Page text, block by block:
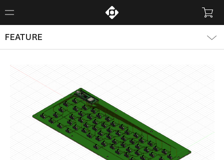
FEATURE